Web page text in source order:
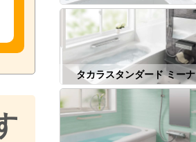
タカラスタンダード ミーナ